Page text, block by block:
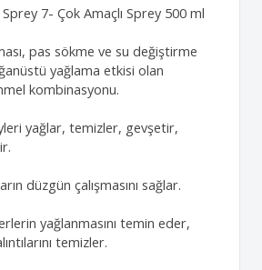
7- Çok Amaçlı Sprey 500 ml
pas sökme ve su değiştirme
yağlama etkisi olan
kombinasyonu.
yağlar, temizler, gevşetir,
düzgün çalışmasını sağlar.
yağlanmasını temin eder,
temizler.